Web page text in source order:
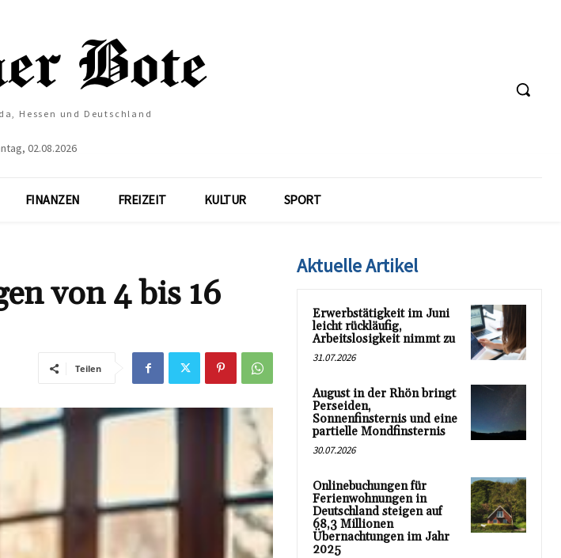
Hessen und Deutschland
02.08.2026
FINANZEN FREIZEIT KULTUR SPORT
von 4 bis 16
Teilen
Aktuelle Artikel
Erwerbstätigkeit im Juni
leicht rückläufig,
Arbeitslosigkeit nimmt zu
31.07.2026
August in der Rhön bringt
Perseiden,
Sonnenfinsternis und eine
partielle Mondfinsternis
30.07.2026
Onlinebuchungen für
Ferienwohnungen in
Deutschland steigen auf
68,3 Millionen
Übernachtungen im Jahr
2025